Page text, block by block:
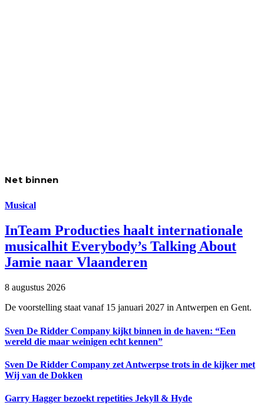
Net binnen
Musical
InTeam Producties haalt internationale
musicalhit Everybody’s Talking About
Jamie naar Vlaanderen
8 augustus 2026
De voorstelling staat vanaf 15 januari 2027 in Antwerpen en Gent.
Sven De Ridder Company kijkt binnen in de haven: “Een
wereld die maar weinigen echt kennen”
Sven De Ridder Company zet Antwerpse trots in de kijker met
Wij van de Dokken
Garry Hagger bezoekt repetities Jekyll & Hyde